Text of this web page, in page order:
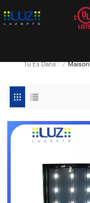
Tu Es Dans : / Maison